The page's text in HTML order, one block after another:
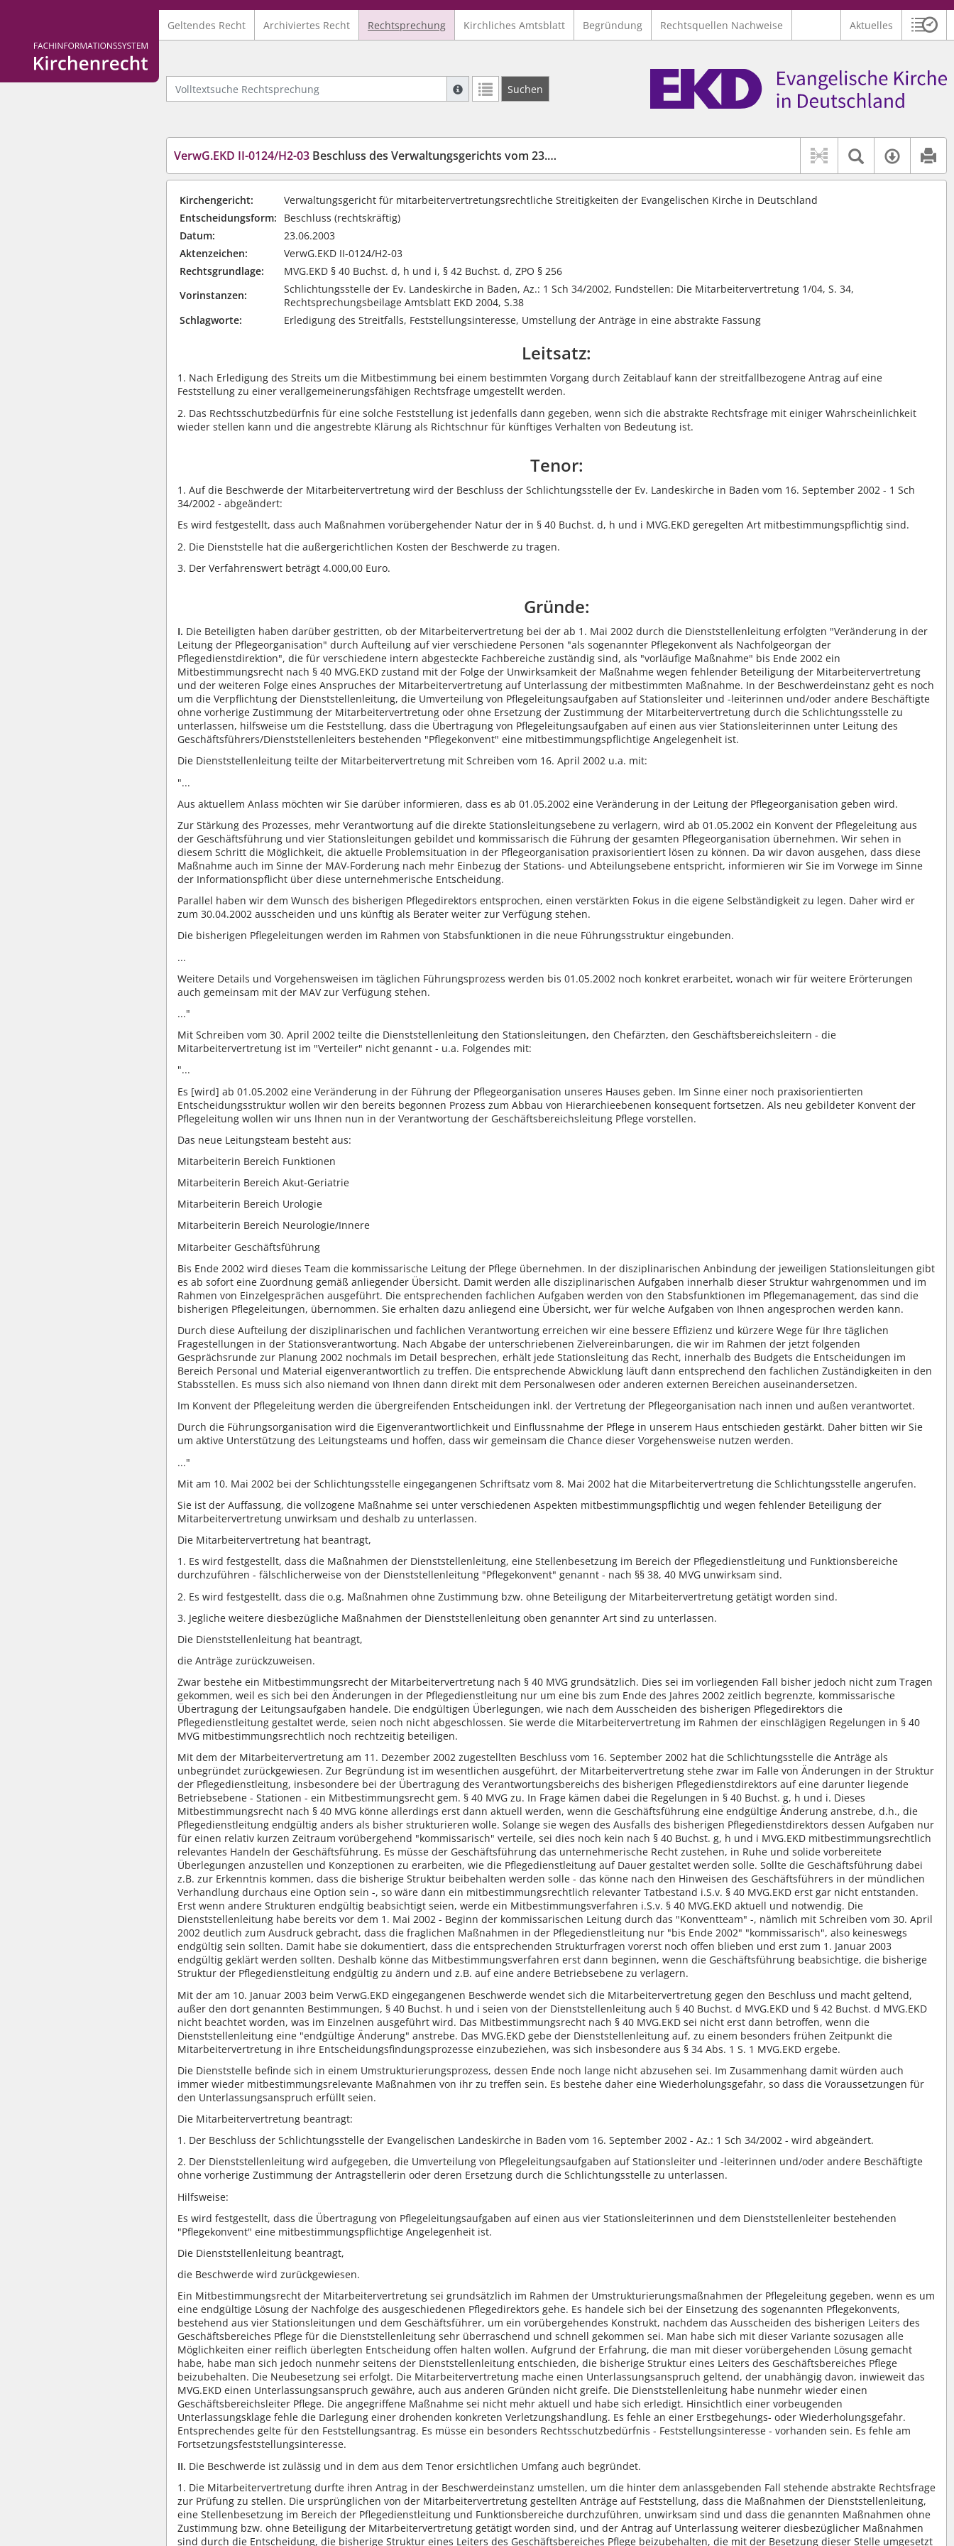
Logo Fachinformationssystem Kirchenrecht
Geltendes Recht Archiviertes Recht Rechtsprechung Kirchliches Amtsblatt Begründung Rechtsquellen Nachweise Aktuelles
Volltextsuche Rechtsprechung
Suche mit Platzhalter "*", Bsp. Pfarrer*, findet auch: "Pfarrerinitiative" oder "Pfarrerausschuss".
Weitere Suchoperatoren finden Sie in unserer Hilfe.
Suchen
VerwG.EKD II-0124/H2-03 Beschluss des Verwaltungsgerichts vom 23.6.2003 Textsuche
Kirchengericht:
Verwaltungsgericht für mitarbeitervertretungsrechtliche Streitigkeiten der Evangelischen Kirche in Deutschland
Entscheidungsform:
Beschluss (rechtskräftig)
Datum:
23.06.2003
Aktenzeichen:
VerwG.EKD II-0124/H2-03
Rechtsgrundlage:
MVG.EKD § 40 Buchst. d, h und i, § 42 Buchst. d, ZPO § 256
Vorinstanzen:
Schlichtungsstelle der Ev. Landeskirche in Baden, Az.: 1 Sch 34/2002, Fundstellen: Die Mitarbeitervertretung 1/04, S. 34,
Rechtsprechungsbeilage Amtsblatt EKD 2004, S.38
Schlagworte:
Erledigung des Streitfalls, Feststellungsinteresse, Umstellung der Anträge in eine abstrakte Fassung
Leitsatz:
1. Nach Erledigung des Streits um die Mitbestimmung bei einem bestimmten Vorgang durch Zeitablauf kann der streitfallbezogene Antrag auf eine
Feststellung zu einer verallgemeinerungsfähigen Rechtsfrage umgestellt werden.
2. Das Rechtsschutzbedürfnis für eine solche Feststellung ist jedenfalls dann gegeben, wenn sich die abstrakte Rechtsfrage mit einiger Wahrscheinlichkeit
wieder stellen kann und die angestrebte Klärung als Richtschnur für künftiges Verhalten von Bedeutung ist.
Tenor:
1. Auf die Beschwerde der Mitarbeitervertretung wird der Beschluss der Schlichtungsstelle der Ev. Landeskirche in Baden vom 16. September 2002 - 1 Sch
34/2002 - abgeändert:
Es wird festgestellt, dass auch Maßnahmen vorübergehender Natur der in § 40 Buchst. d, h und i MVG.EKD geregelten Art mitbestimmungspflichtig sind.
2. Die Dienststelle hat die außergerichtlichen Kosten der Beschwerde zu tragen.
3. Der Verfahrenswert beträgt 4.000,00 Euro.
Gründe:
I. Die Beteiligten haben darüber gestritten, ob der Mitarbeitervertretung bei der ab 1. Mai 2002 durch die Dienststellenleitung erfolgten "Veränderung in der
Leitung der Pflegeorganisation" durch Aufteilung auf vier verschiedene Personen "als sogenannter Pflegekonvent als Nachfolgeorgan der
Pflegedienstdirektion", die für verschiedene intern abgesteckte Fachbereiche zuständig sind, als "vorläufige Maßnahme" bis Ende 2002 ein
Mitbestimmungsrecht nach § 40 MVG.EKD zustand mit der Folge der Unwirksamkeit der Maßnahme wegen fehlender Beteiligung der Mitarbeitervertretung
und der weiteren Folge eines Anspruches der Mitarbeitervertretung auf Unterlassung der mitbestimmten Maßnahme. In der Beschwerdeinstanz geht es noch
um die Verpflichtung der Dienststellenleitung, die Umverteilung von Pflegeleitungsaufgaben auf Stationsleiter und -leiterinnen und/oder andere Beschäftigte
ohne vorherige Zustimmung der Mitarbeitervertretung oder ohne Ersetzung der Zustimmung der Mitarbeitervertretung durch die Schlichtungsstelle zu
unterlassen, hilfsweise um die Feststellung, dass die Übertragung von Pflegeleitungsaufgaben auf einen aus vier Stationsleiterinnen unter Leitung des
Geschäftsführers/Dienststellenleiters bestehenden "Pflegekonvent" eine mitbestimmungspflichtige Angelegenheit ist.
Die Dienststellenleitung teilte der Mitarbeitervertretung mit Schreiben vom 16. April 2002 u.a. mit:
"...
Aus aktuellem Anlass möchten wir Sie darüber informieren, dass es ab 01.05.2002 eine Veränderung in der Leitung der Pflegeorganisation geben wird.
Zur Stärkung des Prozesses, mehr Verantwortung auf die direkte Stationsleitungsebene zu verlagern, wird ab 01.05.2002 ein Konvent der Pflegeleitung aus
der Geschäftsführung und vier Stationsleitungen gebildet und kommissarisch die Führung der gesamten Pflegeorganisation übernehmen. Wir sehen in
diesem Schritt die Möglichkeit, die aktuelle Problemsituation in der Pflegeorganisation praxisorientiert lösen zu können. Da wir davon ausgehen, dass diese
Maßnahme auch im Sinne der MAV-Forderung nach mehr Einbezug der Stations- und Abteilungsebene entspricht, informieren wir Sie im Vorwege im Sinne
der Informationspflicht über diese unternehmerische Entscheidung.
Parallel haben wir dem Wunsch des bisherigen Pflegedirektors entsprochen, einen verstärkten Fokus in die eigene Selbständigkeit zu legen. Daher wird er
zum 30.04.2002 ausscheiden und uns künftig als Berater weiter zur Verfügung stehen.
Die bisherigen Pflegeleitungen werden im Rahmen von Stabsfunktionen in die neue Führungsstruktur eingebunden.
...
Weitere Details und Vorgehensweisen im täglichen Führungsprozess werden bis 01.05.2002 noch konkret erarbeitet, wonach wir für weitere Erörterungen
auch gemeinsam mit der MAV zur Verfügung stehen.
..."
Mit Schreiben vom 30. April 2002 teilte die Dienststellenleitung den Stationsleitungen, den Chefärzten, den Geschäftsbereichsleitern - die
Mitarbeitervertretung ist im "Verteiler" nicht genannt - u.a. Folgendes mit:
"...
Es [wird] ab 01.05.2002 eine Veränderung in der Führung der Pflegeorganisation unseres Hauses geben. Im Sinne einer noch praxisorientierten
Entscheidungsstruktur wollen wir den bereits begonnen Prozess zum Abbau von Hierarchieebenen konsequent fortsetzen. Als neu gebildeter Konvent der
Pflegeleitung wollen wir uns Ihnen nun in der Verantwortung der Geschäftsbereichsleitung Pflege vorstellen.
Das neue Leitungsteam besteht aus:
Mitarbeiterin Bereich Funktionen
Mitarbeiterin Bereich Akut-Geriatrie
Mitarbeiterin Bereich Urologie
Mitarbeiterin Bereich Neurologie/Innere
Mitarbeiter Geschäftsführung
Bis Ende 2002 wird dieses Team die kommissarische Leitung der Pflege übernehmen. In der disziplinarischen Anbindung der jeweiligen Stationsleitungen gibt
es ab sofort eine Zuordnung gemäß anliegender Übersicht. Damit werden alle disziplinarischen Aufgaben innerhalb dieser Struktur wahrgenommen und im
Rahmen von Einzelgesprächen ausgeführt. Die entsprechenden fachlichen Aufgaben werden von den Stabsfunktionen im Pflegemanagement, das sind die
bisherigen Pflegeleitungen, übernommen. Sie erhalten dazu anliegend eine Übersicht, wer für welche Aufgaben von Ihnen angesprochen werden kann.
Durch diese Aufteilung der disziplinarischen und fachlichen Verantwortung erreichen wir eine bessere Effizienz und kürzere Wege für Ihre täglichen
Fragestellungen in der Stationsverantwortung. Nach Abgabe der unterschriebenen Zielvereinbarungen, die wir im Rahmen der jetzt folgenden
Gesprächsrunde zur Planung 2002 nochmals im Detail besprechen, erhält jede Stationsleitung das Recht, innerhalb des Budgets die Entscheidungen im
Bereich Personal und Material eigenverantwortlich zu treffen. Die entsprechende Abwicklung läuft dann entsprechend den fachlichen Zuständigkeiten in den
Stabsstellen. Es muss sich also niemand von Ihnen dann direkt mit dem Personalwesen oder anderen externen Bereichen auseinandersetzen.
Im Konvent der Pflegeleitung werden die übergreifenden Entscheidungen inkl. der Vertretung der Pflegeorganisation nach innen und außen verantwortet.
Durch die Führungsorganisation wird die Eigenverantwortlichkeit und Einflussnahme der Pflege in unserem Haus entschieden gestärkt. Daher bitten wir Sie
um aktive Unterstützung des Leitungsteams und hoffen, dass wir gemeinsam die Chance dieser Vorgehensweise nutzen werden.
..."
Mit am 10. Mai 2002 bei der Schlichtungsstelle eingegangenen Schriftsatz vom 8. Mai 2002 hat die Mitarbeitervertretung die Schlichtungsstelle angerufen.
Sie ist der Auffassung, die vollzogene Maßnahme sei unter verschiedenen Aspekten mitbestimmungspflichtig und wegen fehlender Beteiligung der
Mitarbeitervertretung unwirksam und deshalb zu unterlassen.
Die Mitarbeitervertretung hat beantragt,
1. Es wird festgestellt, dass die Maßnahmen der Dienststellenleitung, eine Stellenbesetzung im Bereich der Pflegedienstleitung und Funktionsbereiche
durchzuführen - fälschlicherweise von der Dienststellenleitung "Pflegekonvent" genannt - nach §§ 38, 40 MVG unwirksam sind.
2. Es wird festgestellt, dass die o.g. Maßnahmen ohne Zustimmung bzw. ohne Beteiligung der Mitarbeitervertretung getätigt worden sind.
3. Jegliche weitere diesbezügliche Maßnahmen der Dienststellenleitung oben genannter Art sind zu unterlassen.
Die Dienststellenleitung hat beantragt,
die Anträge zurückzuweisen.
Zwar bestehe ein Mitbestimmungsrecht der Mitarbeitervertretung nach § 40 MVG grundsätzlich. Dies sei im vorliegenden Fall bisher jedoch nicht zum Tragen
gekommen, weil es sich bei den Änderungen in der Pflegedienstleitung nur um eine bis zum Ende des Jahres 2002 zeitlich begrenzte, kommissarische
Übertragung der Leitungsaufgaben handele. Die endgültigen Überlegungen, wie nach dem Ausscheiden des bisherigen Pflegedirektors die
Pflegedienstleitung gestaltet werde, seien noch nicht abgeschlossen. Sie werde die Mitarbeitervertretung im Rahmen der einschlägigen Regelungen in § 40
MVG mitbestimmungsrechtlich noch rechtzeitig beteiligen.
Mit dem der Mitarbeitervertretung am 11. Dezember 2002 zugestellten Beschluss vom 16. September 2002 hat die Schlichtungsstelle die Anträge als
unbegründet zurückgewiesen. Zur Begründung ist im wesentlichen ausgeführt, der Mitarbeitervertretung stehe zwar im Falle von Änderungen in der Struktur
der Pflegedienstleitung, insbesondere bei der Übertragung des Verantwortungsbereichs des bisherigen Pflegedienstdirektors auf eine darunter liegende
Betriebsebene - Stationen - ein Mitbestimmungsrecht gem. § 40 MVG zu. In Frage kämen dabei die Regelungen in § 40 Buchst. g, h und i. Dieses
Mitbestimmungsrecht nach § 40 MVG könne allerdings erst dann aktuell werden, wenn die Geschäftsführung eine endgültige Änderung anstrebe, d.h., die
Pflegedienstleitung endgültig anders als bisher strukturieren wolle. Solange sie wegen des Ausfalls des bisherigen Pflegedienstdirektors dessen Aufgaben nur
für einen relativ kurzen Zeitraum vorübergehend "kommissarisch" verteile, sei dies noch kein nach § 40 Buchst. g, h und i MVG.EKD mitbestimmungsrechtlich
relevantes Handeln der Geschäftsführung. Es müsse der Geschäftsführung das unternehmerische Recht zustehen, in Ruhe und solide vorbereitete
Überlegungen anzustellen und Konzeptionen zu erarbeiten, wie die Pflegedienstleitung auf Dauer gestaltet werden solle. Sollte die Geschäftsführung dabei
z.B. zur Erkenntnis kommen, dass die bisherige Struktur beibehalten werden solle - das könne nach den Hinweisen des Geschäftsführers in der mündlichen
Verhandlung durchaus eine Option sein -, so wäre dann ein mitbestimmungsrechtlich relevanter Tatbestand i.S.v. § 40 MVG.EKD erst gar nicht entstanden.
Erst wenn andere Strukturen endgültig beabsichtigt seien, werde ein Mitbestimmungsverfahren i.S.v. § 40 MVG.EKD aktuell und notwendig. Die
Dienststellenleitung habe bereits vor dem 1. Mai 2002 - Beginn der kommissarischen Leitung durch das "Konventteam" -, nämlich mit Schreiben vom 30. April
2002 deutlich zum Ausdruck gebracht, dass die fraglichen Maßnahmen in der Pflegedienstleitung nur "bis Ende 2002" "kommissarisch", also keineswegs
endgültig sein sollten. Damit habe sie dokumentiert, dass die entsprechenden Strukturfragen vorerst noch offen blieben und erst zum 1. Januar 2003
endgültig geklärt werden sollten. Deshalb könne das Mitbestimmungsverfahren erst dann beginnen, wenn die Geschäftsführung beabsichtige, die bisherige
Struktur der Pflegedienstleitung endgültig zu ändern und z.B. auf eine andere Betriebsebene zu verlagern.
Mit der am 10. Januar 2003 beim VerwG.EKD eingegangenen Beschwerde wendet sich die Mitarbeitervertretung gegen den Beschluss und macht geltend,
außer den dort genannten Bestimmungen, § 40 Buchst. h und i seien von der Dienststellenleitung auch § 40 Buchst. d MVG.EKD und § 42 Buchst. d MVG.EKD
nicht beachtet worden, was im Einzelnen ausgeführt wird. Das Mitbestimmungsrecht nach § 40 MVG.EKD sei nicht erst dann betroffen, wenn die
Dienststellenleitung eine "endgültige Änderung" anstrebe. Das MVG.EKD gebe der Dienststellenleitung auf, zu einem besonders frühen Zeitpunkt die
Mitarbeitervertretung in ihre Entscheidungsfindungsprozesse einzubeziehen, was sich insbesondere aus § 34 Abs. 1 S. 1 MVG.EKD ergebe.
Die Dienststelle befinde sich in einem Umstrukturierungsprozess, dessen Ende noch lange nicht abzusehen sei. Im Zusammenhang damit würden auch
immer wieder mitbestimmungsrelevante Maßnahmen von ihr zu treffen sein. Es bestehe daher eine Wiederholungsgefahr, so dass die Voraussetzungen für
den Unterlassungsanspruch erfüllt seien.
Die Mitarbeitervertretung beantragt:
1. Der Beschluss der Schlichtungsstelle der Evangelischen Landeskirche in Baden vom 16. September 2002 - Az.: 1 Sch 34/2002 - wird abgeändert.
2. Der Dienststellenleitung wird aufgegeben, die Umverteilung von Pflegeleitungsaufgaben auf Stationsleiter und -leiterinnen und/oder andere Beschäftigte
ohne vorherige Zustimmung der Antragstellerin oder deren Ersetzung durch die Schlichtungsstelle zu unterlassen.
Hilfsweise:
Es wird festgestellt, dass die Übertragung von Pflegeleitungsaufgaben auf einen aus vier Stationsleiterinnen und dem Dienststellenleiter bestehenden
"Pflegekonvent" eine mitbestimmungspflichtige Angelegenheit ist.
Die Dienststellenleitung beantragt,
die Beschwerde wird zurückgewiesen.
Ein Mitbestimmungsrecht der Mitarbeitervertretung sei grundsätzlich im Rahmen der Umstrukturierungsmaßnahmen der Pflegeleitung gegeben, wenn es um
eine endgültige Lösung der Nachfolge des ausgeschiedenen Pflegedirektors gehe. Es handele sich bei der Einsetzung des sogenannten Pflegekonvents,
bestehend aus vier Stationsleitungen und dem Geschäftsführer, um ein vorübergehendes Konstrukt, nachdem das Ausscheiden des bisherigen Leiters des
Geschäftsbereiches Pflege für die Dienststellenleitung sehr überraschend und schnell gekommen sei. Man habe sich mit dieser Variante sozusagen alle
Möglichkeiten einer reiflich überlegten Entscheidung offen halten wollen. Aufgrund der Erfahrung, die man mit dieser vorübergehenden Lösung gemacht
habe, habe man sich jedoch nunmehr seitens der Dienststellenleitung entschieden, die bisherige Struktur eines Leiters des Geschäftsbereiches Pflege
beizubehalten. Die Neubesetzung sei erfolgt. Die Mitarbeitervertretung mache einen Unterlassungsanspruch geltend, der unabhängig davon, inwieweit das
MVG.EKD einen Unterlassungsanspruch gewähre, auch aus anderen Gründen nicht greife. Die Dienststellenleitung habe nunmehr wieder einen
Geschäftsbereichsleiter Pflege. Die angegriffene Maßnahme sei nicht mehr aktuell und habe sich erledigt. Hinsichtlich einer vorbeugenden
Unterlassungsklage fehle die Darlegung einer drohenden konkreten Verletzungshandlung. Es fehle an einer Erstbegehungs- oder Wiederholungsgefahr.
Entsprechendes gelte für den Feststellungsantrag. Es müsse ein besonders Rechtsschutzbedürfnis - Feststellungsinteresse - vorhanden sein. Es fehle am
Fortsetzungsfeststellungsinteresse.
II. Die Beschwerde ist zulässig und in dem aus dem Tenor ersichtlichen Umfang auch begründet.
1. Die Mitarbeitervertretung durfte ihren Antrag in der Beschwerdeinstanz umstellen, um die hinter dem anlassgebenden Fall stehende abstrakte Rechtsfrage
zur Prüfung zu stellen. Die ursprünglichen von der Mitarbeitervertretung gestellten Anträge auf Feststellung, dass die Maßnahmen der Dienststellenleitung,
eine Stellenbesetzung im Bereich der Pflegedienstleitung und Funktionsbereiche durchzuführen, unwirksam sind und dass die genannten Maßnahmen ohne
Zustimmung bzw. ohne Beteiligung der Mitarbeitervertretung getätigt worden sind, und der Antrag auf Unterlassung weiterer diesbezüglicher Maßnahmen
sind durch die Entscheidung, die bisherige Struktur eines Leiters des Geschäftsbereiches Pflege beizubehalten, die mit der Besetzung dieser Stelle umgesetzt